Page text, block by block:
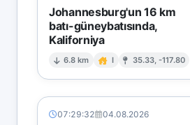
Johannesburg'un 16 km
batı-güneybatısında,
Kaliforniya
6.8 km I 35.33, -117.80
07:29:32 04.08.2026